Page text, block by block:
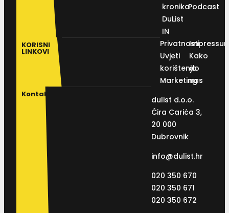
kronika
DuList
IN
Podcast
KORISNI
LINKOVI
Privatnosti
Uvjeti
korištenja
Marketing
Kako
do
nas
Kontakt
dulist d.o.o.
Ćira Carića 3,
20 000
Dubrovnik
info@dulist.hr
020 350 670
020 350 671
020 350 672